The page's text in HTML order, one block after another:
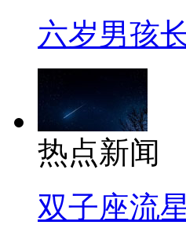
六岁男孩
热点新闻
双子座流